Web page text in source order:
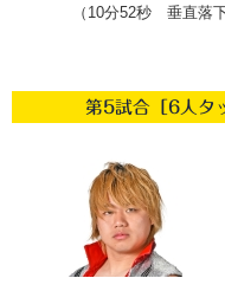
（10分52秒 垂直落
第5試合［6人タ